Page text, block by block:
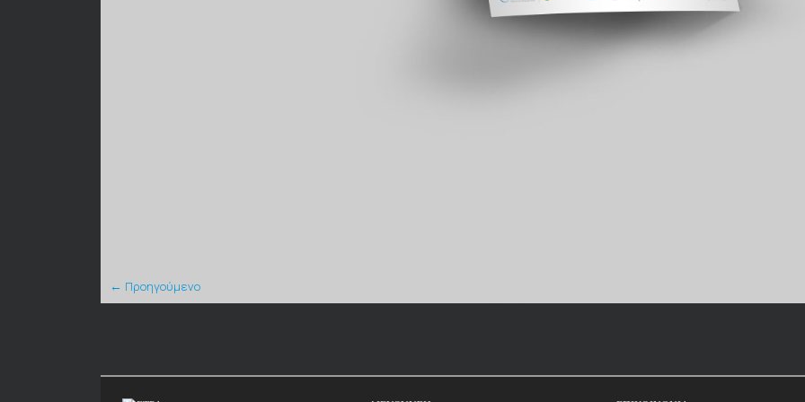
← Προηγούμενο